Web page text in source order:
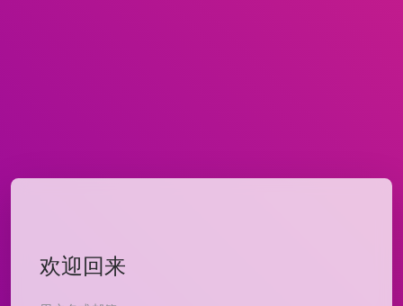
欢迎回来